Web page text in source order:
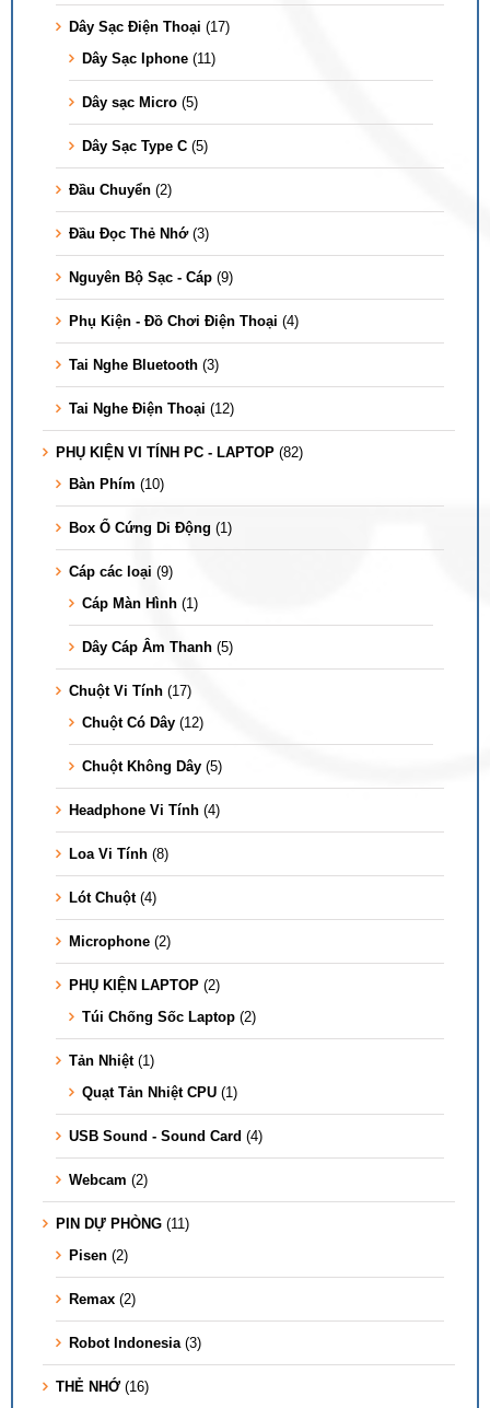
Dây Sạc Điện Thoại (17)
Dây Sạc Iphone (11)
Dây sạc Micro (5)
Dây Sạc Type C (5)
Đầu Chuyển (2)
Đầu Đọc Thẻ Nhớ (3)
Nguyên Bộ Sạc - Cáp (9)
Phụ Kiện - Đồ Chơi Điện Thoại (4)
Tai Nghe Bluetooth (3)
Tai Nghe Điện Thoại (12)
PHỤ KIỆN VI TÍNH PC - LAPTOP (82)
Bàn Phím (10)
Box Ổ Cứng Di Động (1)
Cáp các loại (9)
Cáp Màn Hình (1)
Dây Cáp Âm Thanh (5)
Chuột Vi Tính (17)
Chuột Có Dây (12)
Chuột Không Dây (5)
Headphone Vi Tính (4)
Loa Vi Tính (8)
Lót Chuột (4)
Microphone (2)
PHỤ KIỆN LAPTOP (2)
Túi Chống Sốc Laptop (2)
Tản Nhiệt (1)
Quạt Tản Nhiệt CPU (1)
USB Sound - Sound Card (4)
Webcam (2)
PIN DỰ PHÒNG (11)
Pisen (2)
Remax (2)
Robot Indonesia (3)
THẺ NHỚ (16)